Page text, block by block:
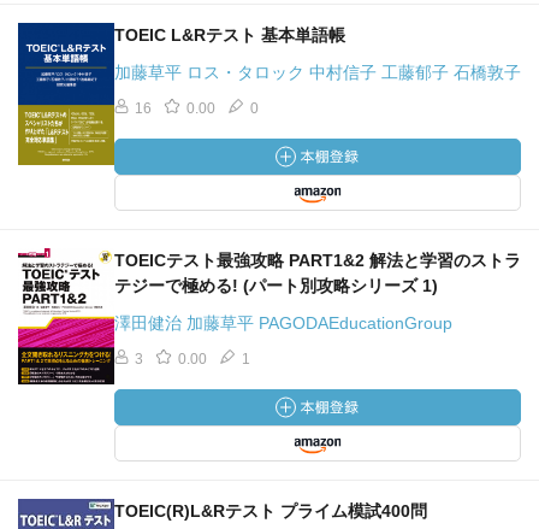
TOEIC L&Rテスト 基本単語帳
加藤草平 ロス・タロック 中村信子 工藤郁子 石橋敦子
16 0.00 0
TOEICテスト最強攻略 PART1&2 解法と学習のストラ
テジーで極める! (パート別攻略シリーズ 1)
澤田健治 加藤草平 PAGODAEducationGroup
3 0.00 1
TOEIC(R)L&Rテスト プライム模試400問